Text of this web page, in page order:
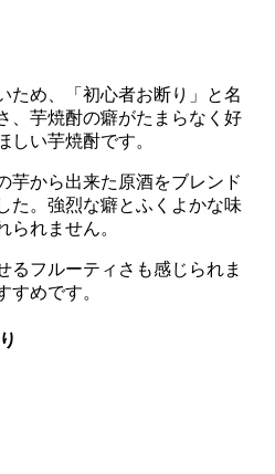
ため、「初心者お断り」と名
、芋焼酎の癖がたまらなく好
しい芋焼酎です。
芋から出来た原酒をブレンド
た。強烈な癖とふくよかな味
られません。
るフルーティさも感じられま
すめです。